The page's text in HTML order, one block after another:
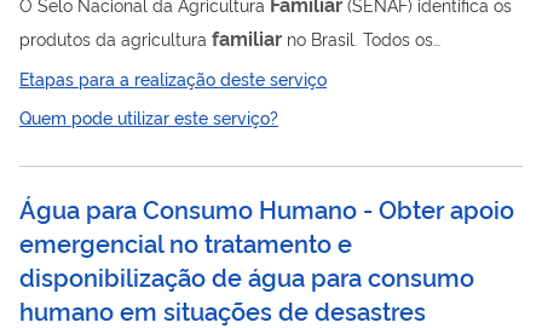
produtos da agricultura familiar no Brasil. Todos os
Agricultores Familiares e suas formas de organização
(associações e cooperativas) com inscrição no Cadastro
Nacional da AgriculturaFamiliar
parceiras da AgriculturaFamiliarpodem solicitar, de forma
gratuita, o Selo Nacional da Agricultura
Familiar : Atualmente,
o SENAF se encontra disponível com as seguintes
modalidades: SENAF Mulheres Rurais;...
Etapas para a realização deste serviço
Quem pode utilizar este serviço?
Água para Consumo Humano - Obter apoio
emergencial no tratamento e
disponibilização de água para consumo
humano em situações de desastres